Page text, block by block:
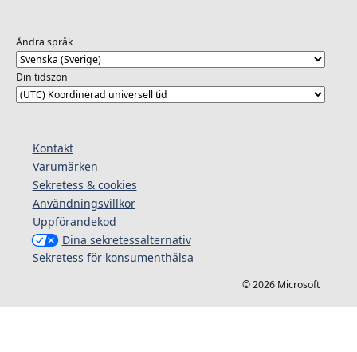
Ändra språk
Din tidszon
Kontakt
Varumärken
Sekretess & cookies
Användningsvillkor
Uppförandekod
Dina sekretessalternativ
Sekretess för konsumenthälsa
© 2026 Microsoft